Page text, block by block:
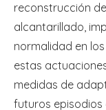
reconstrucción
alcantarillado,
normalidad en
estas
medidas de
futuros episodios